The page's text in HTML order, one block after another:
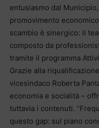
entusiasmo dal
promovimento
scambio è sinergico: il
composto da
tramite il programma
Grazie alla
vicesindaco Roberta
economia e socialità –
tuttavia i contenuti.
questo gap: sul piano